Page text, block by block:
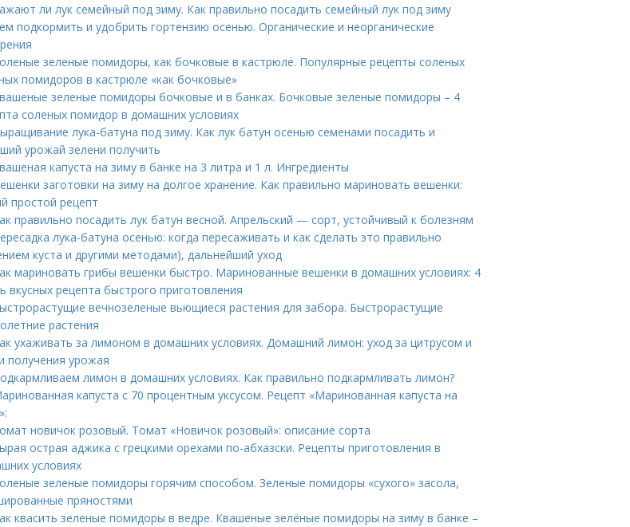
ли лук семейный под зиму. Как правильно посадить семейный лук под зиму
подкормить и удобрить гортензию осенью. Органические и неорганические
зеленые помидоры, как бочковые в кастрюле. Популярные рецепты соленых
помидоров в кастрюле «как бочковые»
зеленые помидоры бочковые и в банках. Бочковые зеленые помидоры – 4
соленых помидор в домашних условиях
лука-батуна под зиму. Как лук батун осенью семенами посадить и
урожай зелени получить
капуста на зиму в банке на 3 литра и 1 л. Ингредиенты
заготовки на зиму на долгое хранение. Как правильно мариновать вешенки:
простой рецепт
правильно посадить лук батун весной. Апрельский — сорт, устойчивый к болезням
лука-батуна осенью: когда пересаживать и как сделать это правильно
куста и другими методами), дальнейший уход
мариновать грибы вешенки быстро. Маринованные вешенки в домашних условиях: 4
вкусных рецепта быстрого приготовления
вечнозеленые вьющиеся растения для забора. Быстрорастущие
растения
ухаживать за лимоном в домашних условиях. Домашний лимон: уход за цитрусом и
получения урожая
лимон в домашних условиях. Как правильно подкармливать лимон?
капуста с 70 процентным уксусом. Рецепт «Маринованная капуста на
новичок розовый. Томат «Новичок розовый»: описание сорта
острая аджика с грецкими орехами по-абхазски. Рецепты приготовления в
условиях
зеленые помидоры горячим способом. Зеленые помидоры «сухого» засола,
пряностями
квасить зеленые помидоры в ведре. Квашеные зелёные помидоры на зиму в банке –